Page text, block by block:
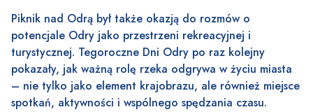
Piknik nad Odrą był także okazją do rozmów o
potencjale Odry jako przestrzeni rekreacyjnej i
turystycznej. Tegoroczne Dni Odry po raz kolejny
pokazały, jak ważną rolę rzeka odgrywa w życiu miasta
– nie tylko jako element krajobrazu, ale również miejsce
spotkań, aktywności i wspólnego spędzania czasu.